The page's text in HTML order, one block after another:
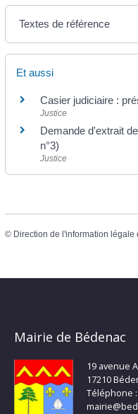
Textes de référence
Et aussi
Casier judiciaire :
Justice
Demande d'extrait
n°3)
Justice
© Direction de l'information légale
Mairie de Bédenac
19 avenue
17210
Téléphone